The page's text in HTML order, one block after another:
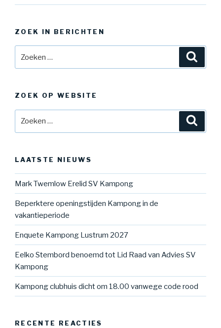
ZOEK IN BERICHTEN
ZOEK OP WEBSITE
LAATSTE NIEUWS
Mark Twemlow Erelid SV Kampong
Beperktere openingstijden Kampong in de
vakantieperiode
Enquete Kampong Lustrum 2027
Eelko Stembord benoemd tot Lid Raad van Advies SV
Kampong
Kampong clubhuis dicht om 18.00 vanwege code rood
RECENTE REACTIES